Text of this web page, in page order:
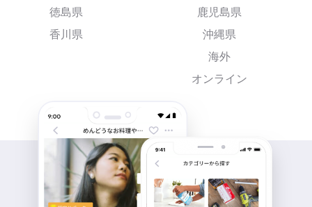
徳島県
香川県
鹿児島県
沖縄県
海外
オンライン